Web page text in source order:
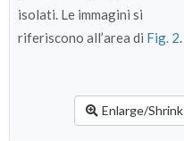
isolati. Le immagini si
riferiscono all’area di Fig. 2.
Enlarge/Shrink